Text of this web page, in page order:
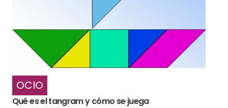
OCIO
Qué es el tangram y cómo se juega